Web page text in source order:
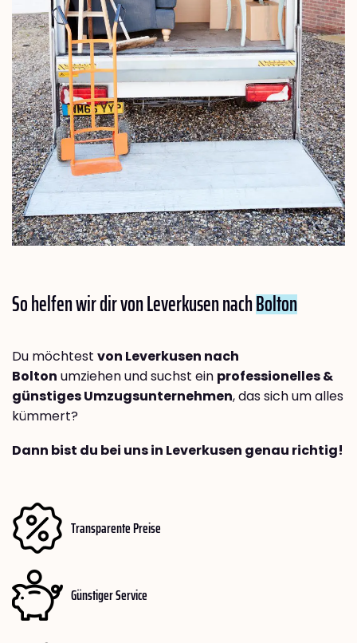
So helfen wir dir von Leverkusen nachBolton
Du möchtest von Leverkusen nach
Bolton umziehen und suchst ein professionelles &
günstiges Umzugsunternehmen, das sich um alles
kümmert?
Dann bist du bei uns in Leverkusen genau richtig!
Transparente Preise
Günstiger Service